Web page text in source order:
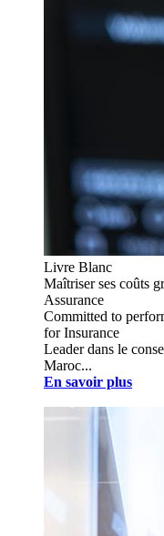
Livre Blanc
Maîtriser ses coûts
Assurance
Committed to
for Insurance
Leader dans le
Maroc...
En savoir plus